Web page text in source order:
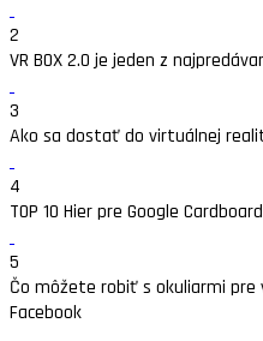
2
VR BOX 2.0 je jeden z
3
Ako sa dostať do virtuálnej
4
TOP 10 Hier pre Google
5
Čo môžete robiť s okuliarmi
Facebook